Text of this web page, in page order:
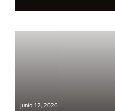
junio 12, 2026